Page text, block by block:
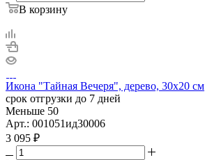
В корзину
Икона "Тайная Вечеря", дерево, 30х20 см
срок отгрузки до 7 дней
Меньше 50
Арт.: 001051ид30006
3 095 ₽